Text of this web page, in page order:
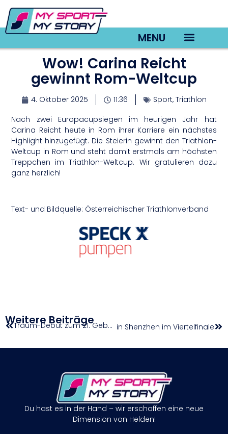
MENU
Wow! Carina Reicht
gewinnt Rom-Weltcup
4. Oktober 2025 11:36 Sport, Triathlon
Nach zwei Europacupsiegen im heurigen Jahr hat
Carina Reicht heute in Rom ihrer Karriere ein nächstes
Highlight hinzugefügt. Die Steierin gewinnt den Triathlon-
Weltcup in Rom und steht damit erstmals am höchsten
Treppchen im Triathlon-Weltcup. Wir gratulieren dazu
ganz herzlich!
Text- und Bildquelle: Österreichischer Triathlonverband
Weitere Beiträge Traum-Debüt zum 21. Geburtstag
Vienna steht bei 3×3-Masters in Shenzhen im Viertelfinale
Du hast es in der Hand – wir erschaffen eine neue
Dimension von Helden!